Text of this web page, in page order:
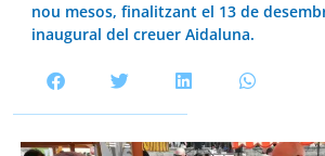
nou mesos, finalitzant el 13 de
inaugural del creuer Aidaluna.